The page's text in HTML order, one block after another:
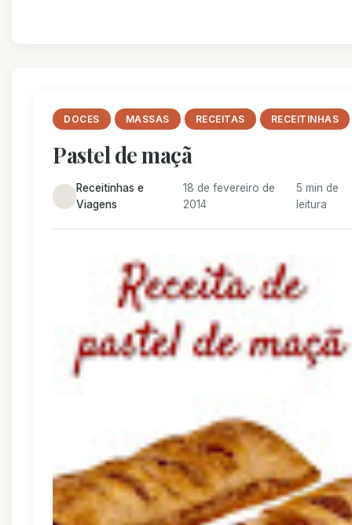
DOCES MASSAS RECEITAS RECEITINHAS
Pastel de maçã
Receitinhas e
Viagens
18 de fevereiro de
2014
5 min de
leitura